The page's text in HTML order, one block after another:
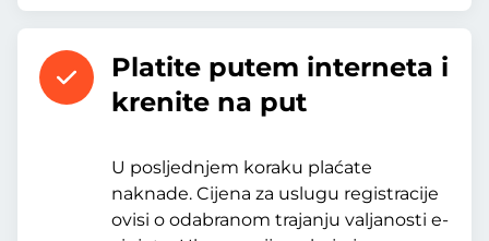
Platite putem interneta i
krenite na put
U posljednjem koraku plaćate
naknade. Cijena za uslugu registracije
ovisi o odabranom trajanju valjanosti e-